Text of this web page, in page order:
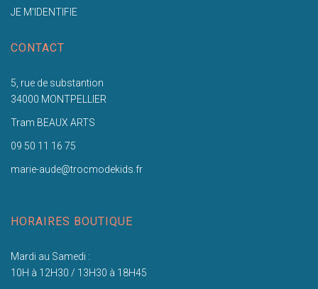
JE M'IDENTIFIE
CONTACT
5, rue de substantion
34000 MONTPELLIER
Tram BEAUX ARTS
09 50 11 16 75
marie-aude@trocmodekids.fr
HORAIRES BOUTIQUE
Mardi au Samedi :
10H à 12H30 / 13H30 à 18H45